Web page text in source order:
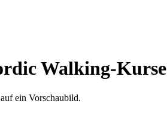
Walking-Kurse
ein Vorschaubild.